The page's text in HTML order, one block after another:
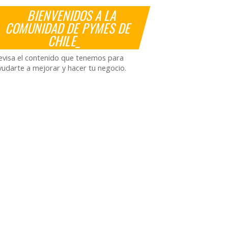
BIENVENIDOS A LA
COMUNIDAD DE PYMES DE
CHILE_
el contenido que tenemos para
a mejorar y hacer tu negocio.